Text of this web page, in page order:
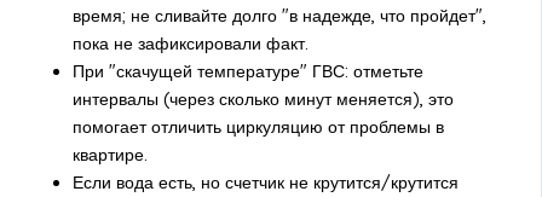
время; не сливайте долго "в надежде, что пройдет",
пока не зафиксировали факт.
При "скачущей температуре" ГВС: отметьте
интервалы (через сколько минут меняется), это
помогает отличить циркуляцию от проблемы в
квартире.
Если вода есть, но счетчик не крутится/крутится